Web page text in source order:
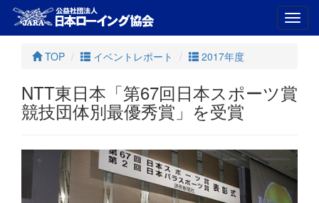
TOP
イベントレポート 2017年度
NTT東日本「第67回日本スポーツ賞
競技団体別最優秀賞」を受賞